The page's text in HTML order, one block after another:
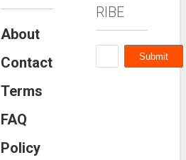
About
Contact
Terms
FAQ
Policy
RIBE